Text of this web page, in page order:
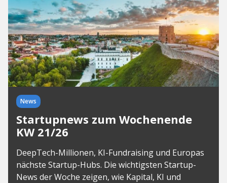
News
Startupnews zum Wochenende
KW 21/26
DeepTech-Millionen, KI-Fundraising und Europas
nächste Startup-Hubs. Die wichtigsten Startup-
News der Woche zeigen, wie Kapital, KI und